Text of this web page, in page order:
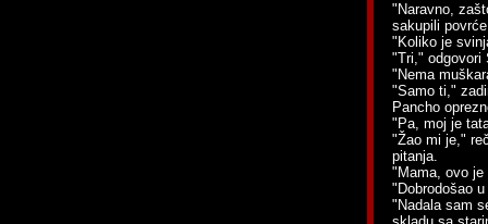
"Naravno,
sakupili
"Koliko je
"Tri," odgovori
"Nema
"Samo ti,"
Pancho
"Pa, moj je
"Žao mi je,"
pitanja.
"Mama, ovo je
"Dobrodošao
"Nadala sam